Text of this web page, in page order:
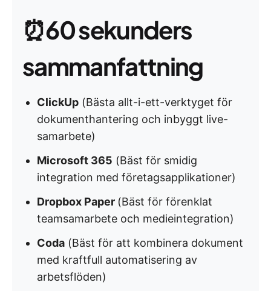
⏰60 sekunders
sammanfattning
ClickUp (Bästa allt-i-ett-verktyget för
dokumenthantering och inbyggt live-
samarbete)
Microsoft 365 (Bäst för smidig
integration med företagsapplikationer)
Dropbox Paper (Bäst för förenklat
teamsamarbete och medieintegration)
Coda (Bäst för att kombinera dokument
med kraftfull automatisering av
arbetsflöden)